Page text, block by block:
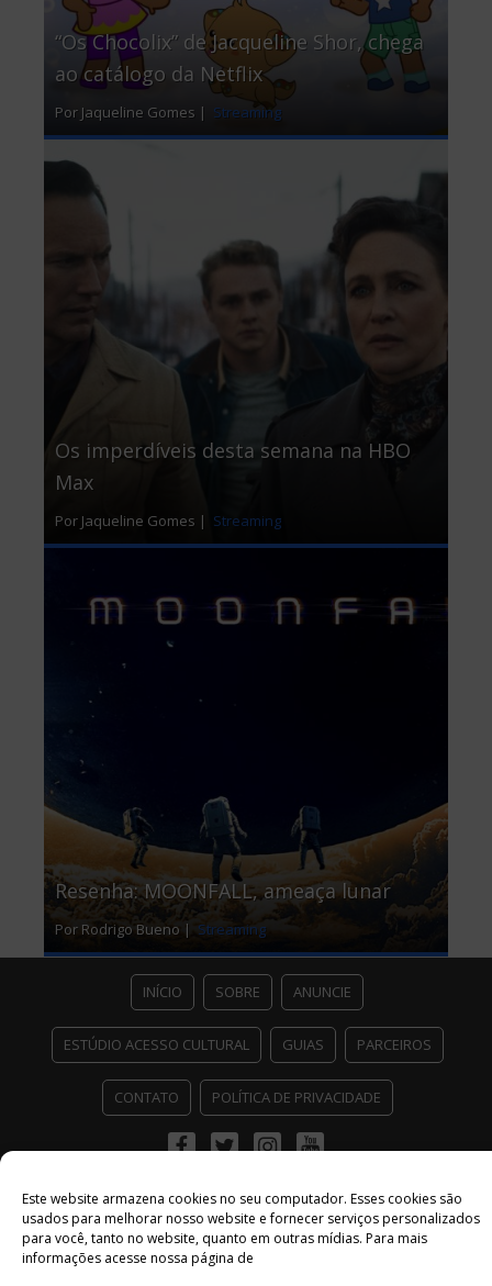
Este website armazena cookies no seu computador. Esses cookies são
usados ​​para melhorar nosso website e fornecer serviços personalizados
para você, tanto no website, quanto em outras mídias. Para mais
informações acesse nossa página de
“Os Chocolix” de Jacqueline Shor, chega
ao catálogo da Netflix
Por Jaqueline Gomes | Streaming
Os imperdíveis desta semana na HBO
Max
Por Jaqueline Gomes | Streaming
Resenha: MOONFALL, ameaça lunar
Por Rodrigo Bueno | Streaming
INÍCIO SOBRE ANUNCIE
ESTÚDIO ACESSO CULTURAL GUIAS PARCEIROS
CONTATO POLÍTICA DE PRIVACIDADE
Facebook
TwitterInstagram
Youtube
Desenvolvido por Del Vieira